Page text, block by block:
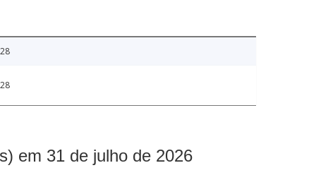
em 31 de julho de 2026